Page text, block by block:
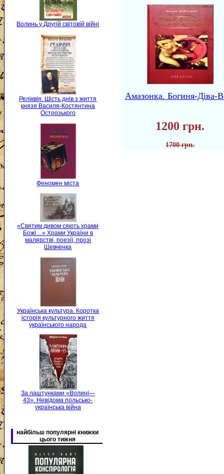
Волинь у Другій світовій війні
Реліквія. Шість днів з життя
князя Василя-Костянтина
Острозького
Феномен міста
«Святим дивом сяють храми
Божі…» Храми України в
малярстві, поезії, прозі
Шевченка
Українська культура. Коротка
історія культурного життя
українського народа
За лаштунками «Волині—
43». Невідома польсько-
українська війна
найбільш популярні книжки
цього тижня
Амазонка. Богиня-Діва-
1200 грн.
1700 грн.